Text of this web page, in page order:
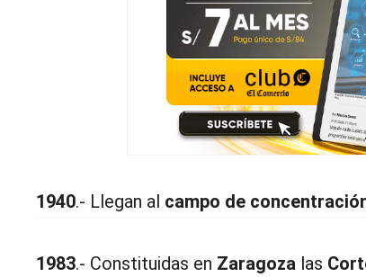
1940.- Llegan al campo de
1983.- Constituidas en Zaragozalas